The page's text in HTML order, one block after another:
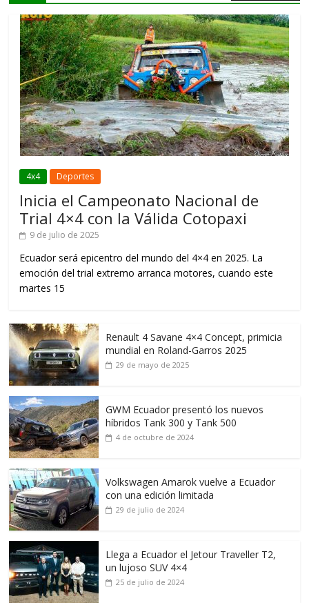
4x4 Deportes
Inicia el Campeonato Nacional de
Trial 4×4 con la Válida Cotopaxi
9 de julio de 2025
Ecuador será epicentro del mundo del 4×4 en 2025. La
emoción del trial extremo arranca motores, cuando este
martes 15
Renault 4 Savane 4×4 Concept, primicia
mundial en Roland-Garros 2025
29 de mayo de 2025
GWM Ecuador presentó los nuevos
híbridos Tank 300 y Tank 500
4 de octubre de 2024
Volkswagen Amarok vuelve a Ecuador
con una edición limitada
29 de julio de 2024
Llega a Ecuador el Jetour Traveller T2,
un lujoso SUV 4×4
25 de julio de 2024